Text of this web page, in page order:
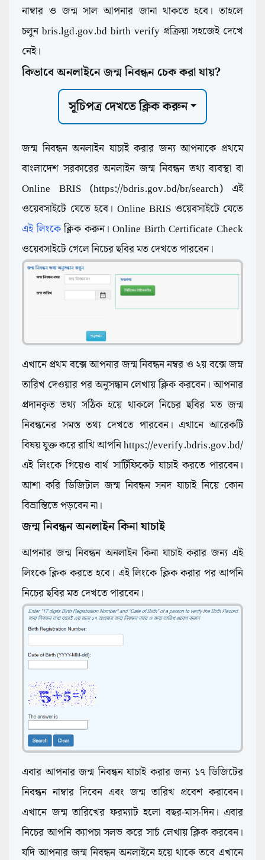
নাম্বার ও জন্ম সাল আপনার জানা থাকতে হবে। তাহলে
চলুন bris.lgd.gov.bd birth verify প্রক্রিয়া সহজেই দেখে
নেই।
কিভাবে অনলাইনে জন্ম নিবন্ধন চেক করা যায়?
সূচিপত্র দেখতে ক্লিক করুন
জন্ম নিবন্ধন অনলাইন যাচাই করার জন্য আপনাকে প্রথমে
বাংলাদেশ সরকারের অনলাইন জন্ম নিবন্ধন তথ্য ব্যবস্থা বা
Online BRIS (https://bdris.gov.bd/br/search) এই
ওয়েবসাইটে যেতে হবে। Online BRIS ওয়েবসাইটে যেতে
এই লিংকেক্লিক করুন। Online Birth Certificate Check
ওয়েবসাইটে গেলে নিচের ছবির মত দেখতে পারবেন।
Government
এখানে প্রথম বক্সে আপনার জন্ম নিবন্ধন নম্বর ও ২য় বক্সে জম্ন
তারিখ দেওয়ার পর অনুসন্ধান লেখায় ক্লিক করবেন। আপনার
প্রদানকৃত তথ্য সঠিক হয়ে থাকলে নিচের ছবির মত জন্ম
নিবন্ধনের সমস্ত তথ্য দেখতে পারবেন। এখানে আরেকটি
বিষয় যুক্ত করে রাখি আপনি https://everify.bdris.gov.bd/
এই লিংকে গিয়েও বার্থ সার্টিফিকেট যাচাই করতে পারবেন।
আশা করি ডিজিটাল জন্ম নিবন্ধন সনদ যাচাই নিয়ে কোন
বিভ্রান্তিতে পড়বেন না।
জন্ম নিবন্ধন অনলাইন কিনা যাচাই
আপনার জন্ম নিবন্ধন অনলাইন কিনা যাচাই করার জন্য এই
লিংকে ক্লিক করতে হবে। এই লিংকে ক্লিক করার পর আপনি
নিচের ছবির মত দেখতে পারবেন।
এবার আপনার জন্ম নিবন্ধন যাচাই করার জন্য ১৭ ডিজিটের
নিবন্ধন নাম্বার দিবেন এবং জন্ম তারিখ প্রবেশ করাবেন।
এখানে জন্ম তারিখের ফরম্যাট হলো বছর-মাস-দিন। এবার
নিচের আপনি ক্যাপচা সলভ করে সার্চ লেখায় ক্লিক করবেন।
যদি আপনার জন্ম নিবন্ধন অনলাইনে হয়ে থাকে তবে এখানে